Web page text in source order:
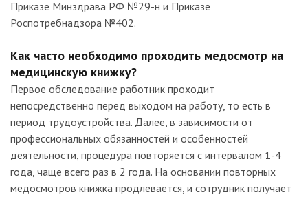
Приказе Минздрава РФ №29-н и Приказе
Роспотребнадзора №402.
Как часто необходимо проходить медосмотр на
медицинскую книжку?
Первое обследование работник проходит
непосредственно перед выходом на работу, то есть в
период трудоустройства. Далее, в зависимости от
профессиональных обязанностей и особенностей
деятельности, процедура повторяется с интервалом 1-4
года, чаще всего раз в 2 года. На основании повторных
медосмотров книжка продлевается, и сотрудник получает